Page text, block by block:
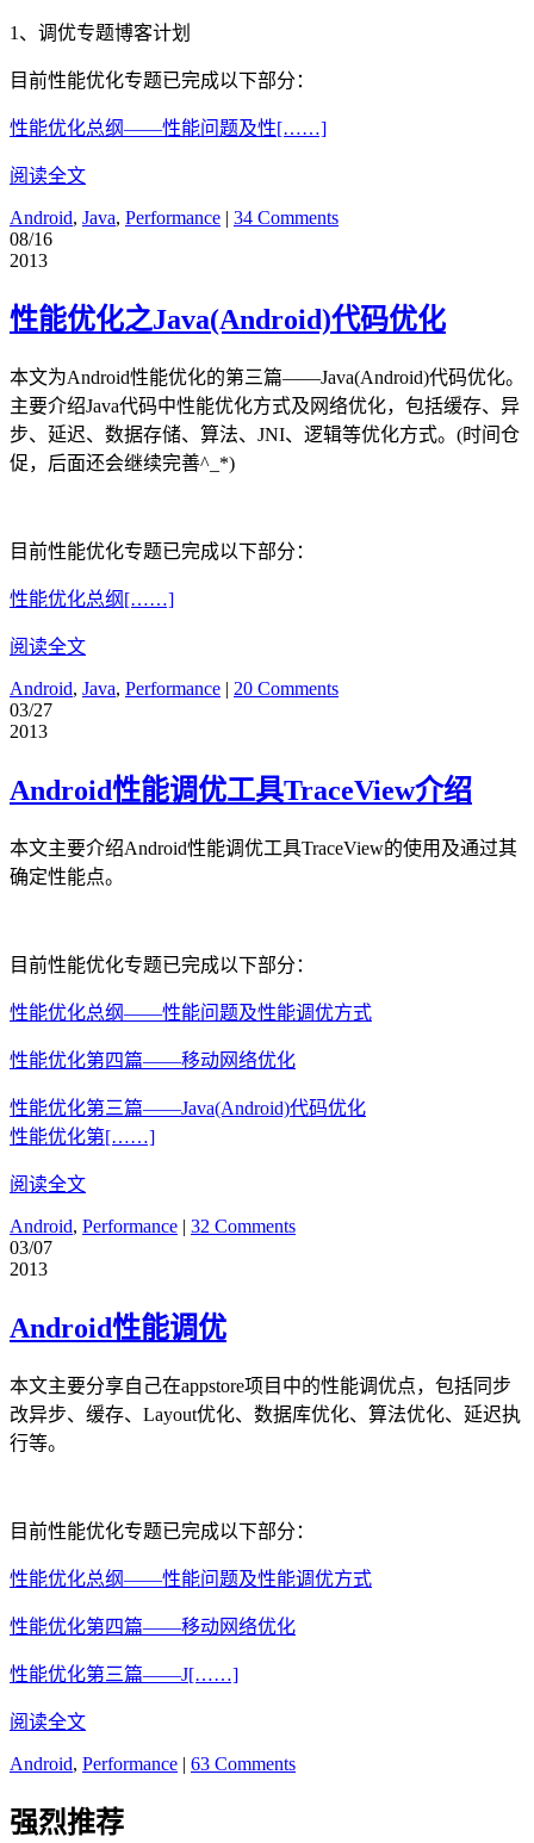
1、调优专题博客计划
目前性能优化专题已完成以下部分：
性能优化总纲——性能问题及性[……]
阅读全文
Android, Java, Performance | 34 Comments
08/16
2013
性能优化之Java(Android)代码优化
本文为Android性能优化的第三篇——Java(Android)代码优化。
主要介绍Java代码中性能优化方式及网络优化，包括缓存、异
步、延迟、数据存储、算法、JNI、逻辑等优化方式。(时间仓
促，后面还会继续完善^_*)
目前性能优化专题已完成以下部分：
性能优化总纲[……]
阅读全文
Android, Java, Performance | 20 Comments
03/27
2013
Android性能调优工具TraceView介绍
本文主要介绍Android性能调优工具TraceView的使用及通过其
确定性能点。
目前性能优化专题已完成以下部分：
性能优化总纲——性能问题及性能调优方式
性能优化第四篇——移动网络优化
性能优化第三篇——Java(Android)代码优化
性能优化第[……]
阅读全文
Android, Performance | 32 Comments
03/07
2013
Android性能调优
本文主要分享自己在appstore项目中的性能调优点，包括同步
改异步、缓存、Layout优化、数据库优化、算法优化、延迟执
行等。
目前性能优化专题已完成以下部分：
性能优化总纲——性能问题及性能调优方式
性能优化第四篇——移动网络优化
性能优化第三篇——J[……]
阅读全文
Android, Performance | 63 Comments
强烈推荐